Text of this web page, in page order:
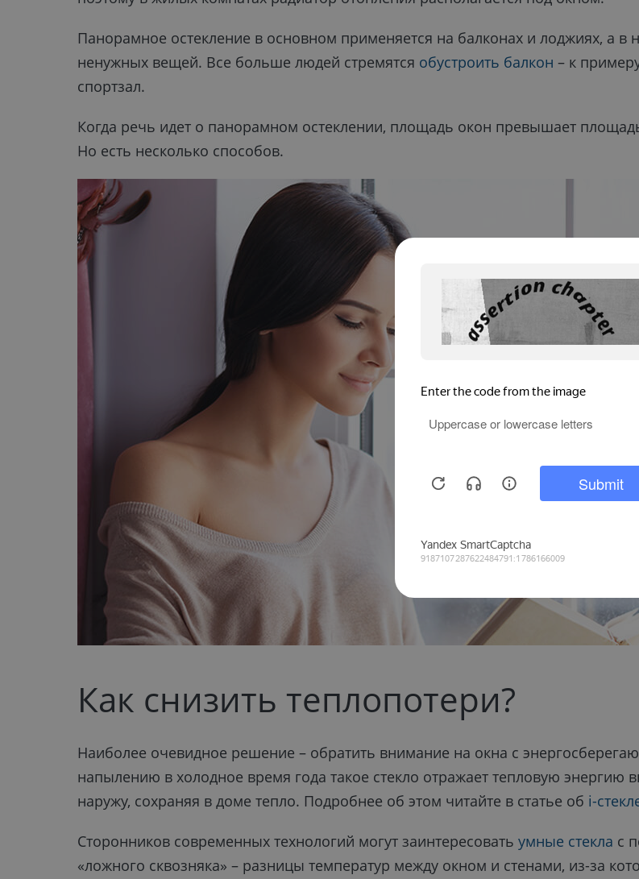
Панорамное остекление в основном применяется на балконах и лоджиях, а в
ненужных вещей. Все больше людей стремятся обустроить балкон – к
спортзал.
Когда речь идет о панорамном остеклении, площадь окон превышает
Но есть несколько способов.
Как снизить теплопотери?
Наиболее очевидное решение – обратить внимание на окна с
напылению в холодное время года такое стекло отражает тепловую энергию
наружу, сохраняя в доме тепло. Подробнее об этом читайте в статье об i-
Сторонников современных технологий могут заинтересовать умные стекла с
«ложного сквозняка» – разницы температур между окном и стенами, из-за